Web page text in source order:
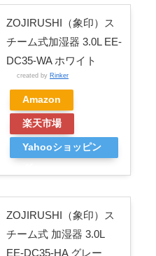
ZOJIRUSHI（象印）ス
チーム式加湿器 3.0L EE-
DC35-WA ホワイト
created by Rinker
Amazon
楽天市場
Yahooショッピン
ZOJIRUSHI（象印）ス
チーム式 加湿器 3.0L
EE-DC35-HA グレー